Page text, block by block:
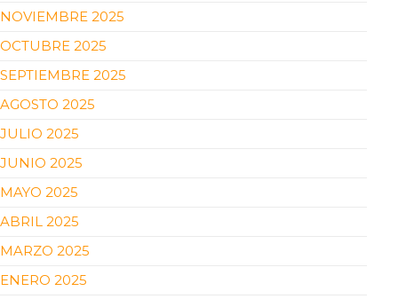
NOVIEMBRE 2025
OCTUBRE 2025
SEPTIEMBRE 2025
AGOSTO 2025
JULIO 2025
JUNIO 2025
MAYO 2025
ABRIL 2025
MARZO 2025
ENERO 2025